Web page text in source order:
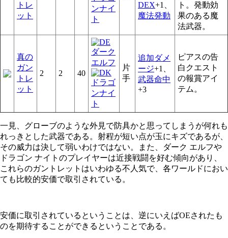
トレ
ット
DEX+1、
魔法発動
ト。発動効
果のある魔
法武器。
真の
ガン
トレ
ット
2 2 40
片
手
追加ダメ
ージ+1、
武器命中
+3
ピアスの告
白クエスト
の報賞アイ
テム。
一見、グローブのような外見で防具かと思ってしまうが何れも
れっきとした武器である。射程が短い点が玉にキズであるが、
その威力は決して弱いわけではない。また、ダーク エルフや
ドラゴン ナイトのプレイヤーは近接戦闘を好む傾向があり、
これらのガントレットはいわゆる不人気で、各ワールドにおい
ても比較的安価で取引されている。
安価に取引されているということは、逆にいえばOEされたも
のを期待することができるということである。